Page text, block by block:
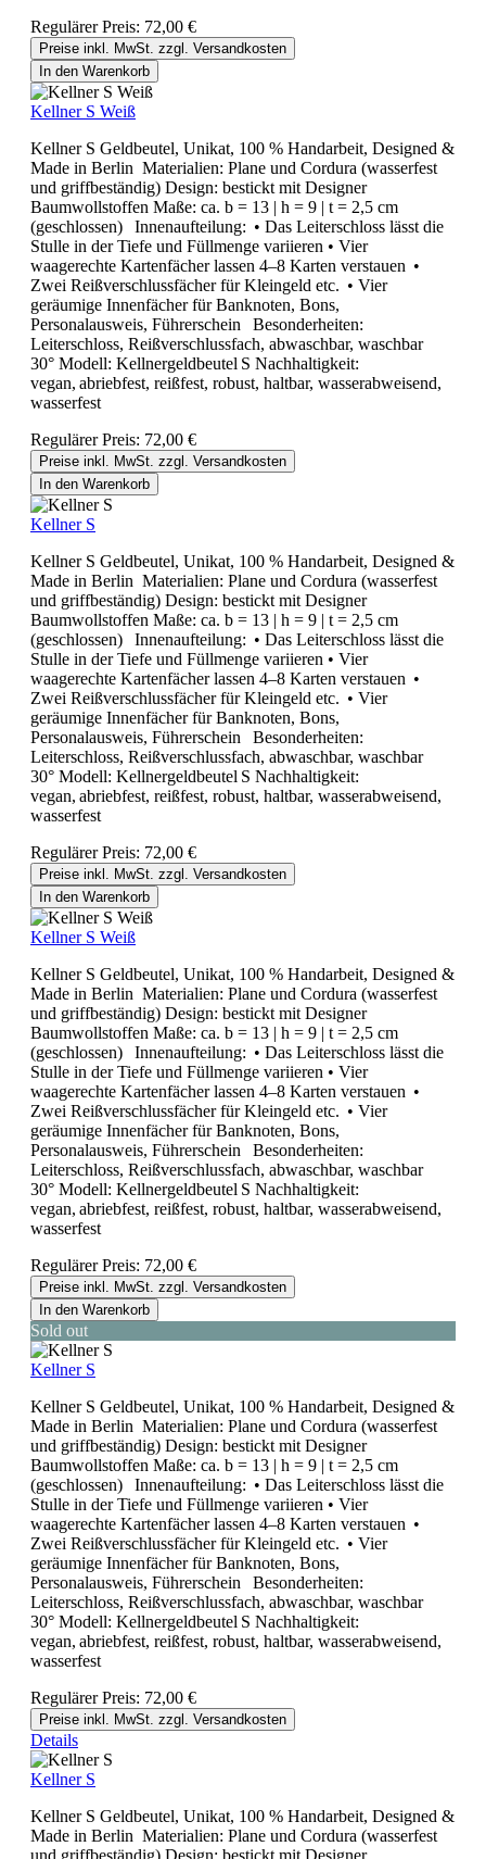
Regulärer Preis: 72,00 €
Preise inkl. MwSt. zzgl. Versandkosten
In den Warenkorb
Kellner S Weiß
Kellner S Geldbeutel, Unikat, 100 % Handarbeit, Designed &
Made in Berlin Materialien: Plane und Cordura (wasserfest
und griffbeständig) Design: bestickt mit Designer
Baumwollstoffen Maße: ca. b = 13 | h = 9 | t = 2,5 cm
(geschlossen) Innenaufteilung: • Das Leiterschloss lässt die
Stulle in der Tiefe und Füllmenge variieren • Vier
waagerechte Kartenfächer lassen 4–8 Karten verstauen •
Zwei Reißverschlussfächer für Kleingeld etc. • Vier
geräumige Innenfächer für Banknoten, Bons,
Personalausweis, Führerschein Besonderheiten:
Leiterschloss, Reißverschlussfach, abwaschbar, waschbar
30° Modell: Kellnergeldbeutel S Nachhaltigkeit:
vegan, abriebfest, reißfest, robust, haltbar, wasserabweisend,
wasserfest
Regulärer Preis: 72,00 €
Preise inkl. MwSt. zzgl. Versandkosten
In den Warenkorb
Kellner S
Kellner S Geldbeutel, Unikat, 100 % Handarbeit, Designed &
Made in Berlin Materialien: Plane und Cordura (wasserfest
und griffbeständig) Design: bestickt mit Designer
Baumwollstoffen Maße: ca. b = 13 | h = 9 | t = 2,5 cm
(geschlossen) Innenaufteilung: • Das Leiterschloss lässt die
Stulle in der Tiefe und Füllmenge variieren • Vier
waagerechte Kartenfächer lassen 4–8 Karten verstauen •
Zwei Reißverschlussfächer für Kleingeld etc. • Vier
geräumige Innenfächer für Banknoten, Bons,
Personalausweis, Führerschein Besonderheiten:
Leiterschloss, Reißverschlussfach, abwaschbar, waschbar
30° Modell: Kellnergeldbeutel S Nachhaltigkeit:
vegan, abriebfest, reißfest, robust, haltbar, wasserabweisend,
wasserfest
Regulärer Preis: 72,00 €
Preise inkl. MwSt. zzgl. Versandkosten
In den Warenkorb
Kellner S Weiß
Kellner S Geldbeutel, Unikat, 100 % Handarbeit, Designed &
Made in Berlin Materialien: Plane und Cordura (wasserfest
und griffbeständig) Design: bestickt mit Designer
Baumwollstoffen Maße: ca. b = 13 | h = 9 | t = 2,5 cm
(geschlossen) Innenaufteilung: • Das Leiterschloss lässt die
Stulle in der Tiefe und Füllmenge variieren • Vier
waagerechte Kartenfächer lassen 4–8 Karten verstauen •
Zwei Reißverschlussfächer für Kleingeld etc. • Vier
geräumige Innenfächer für Banknoten, Bons,
Personalausweis, Führerschein Besonderheiten:
Leiterschloss, Reißverschlussfach, abwaschbar, waschbar
30° Modell: Kellnergeldbeutel S Nachhaltigkeit:
vegan, abriebfest, reißfest, robust, haltbar, wasserabweisend,
wasserfest
Regulärer Preis: 72,00 €
Preise inkl. MwSt. zzgl. Versandkosten
In den Warenkorb
Sold out
Kellner S
Kellner S Geldbeutel, Unikat, 100 % Handarbeit, Designed &
Made in Berlin Materialien: Plane und Cordura (wasserfest
und griffbeständig) Design: bestickt mit Designer
Baumwollstoffen Maße: ca. b = 13 | h = 9 | t = 2,5 cm
(geschlossen) Innenaufteilung: • Das Leiterschloss lässt die
Stulle in der Tiefe und Füllmenge variieren • Vier
waagerechte Kartenfächer lassen 4–8 Karten verstauen •
Zwei Reißverschlussfächer für Kleingeld etc. • Vier
geräumige Innenfächer für Banknoten, Bons,
Personalausweis, Führerschein Besonderheiten:
Leiterschloss, Reißverschlussfach, abwaschbar, waschbar
30° Modell: Kellnergeldbeutel S Nachhaltigkeit:
vegan, abriebfest, reißfest, robust, haltbar, wasserabweisend,
wasserfest
Regulärer Preis: 72,00 €
Preise inkl. MwSt. zzgl. Versandkosten
Details
Kellner S
Kellner S Geldbeutel, Unikat, 100 % Handarbeit, Designed &
Made in Berlin Materialien: Plane und Cordura (wasserfest
und griffbeständig) Design: bestickt mit Designer